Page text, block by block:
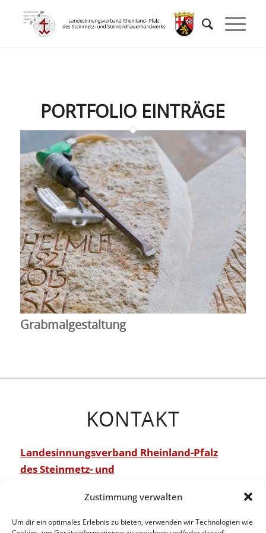
Zustimmung verwalten
Um dir ein optimales Erlebnis zu bieten, verwenden wir Technologien wie
PORTFOLIO EINTRÄGE
Grabmalgestaltung
KONTAKT
Landesinnungsverband Rheinland-Pfalz
des Steinmetz- und
D – 67659 Kaiserslautern